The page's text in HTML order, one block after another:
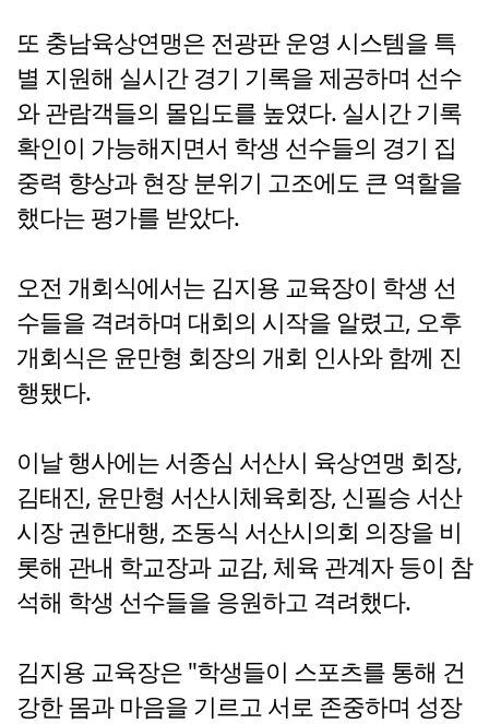
또 충남육상연맹은 전광판 운영 시스템을 특
별 지원해 실시간 경기 기록을 제공하며 선수
와 관람객들의 몰입도를 높였다. 실시간 기록
확인이 가능해지면서 학생 선수들의 경기 집
중력 향상과 현장 분위기 고조에도 큰 역할을
했다는 평가를 받았다.
오전 개회식에서는 김지용 교육장이 학생 선
수들을 격려하며 대회의 시작을 알렸고, 오후
개회식은 윤만형 회장의 개회 인사와 함께 진
행됐다.
이날 행사에는 서종심 서산시 육상연맹 회장,
김태진, 윤만형 서산시체육회장, 신필승 서산
시장 권한대행, 조동식 서산시의회 의장을 비
롯해 관내 학교장과 교감, 체육 관계자 등이 참
석해 학생 선수들을 응원하고 격려했다.
김지용 교육장은 "학생들이 스포츠를 통해 건
강한 몸과 마음을 기르고 서로 존중하며 성장